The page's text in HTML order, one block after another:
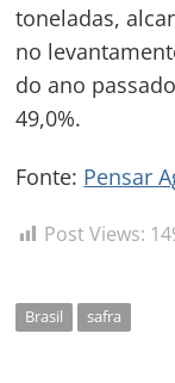
toneladas,
no
do ano
49,0%.
Fonte: Pensar
Post Views:
Brasil safra